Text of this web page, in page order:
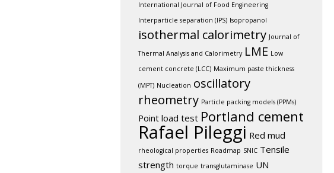
International Journal of Food Engineering
Interparticle separation (IPS) Isopropanol
isothermal calorimetry Journal of
Thermal Analysis and Calorimetry LME Low
cement concrete (LCC) Maximum paste thickness
(MPT) Nucleation oscillatory
rheometry Particle packing models (PPMs)
Point load test Portland cement
Rafael Pileggi Red mud
rheological properties Roadmap SNIC Tensile
strength torque transglutaminase UN